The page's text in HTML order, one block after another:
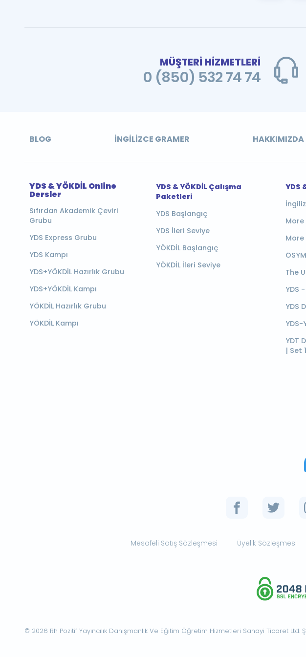
MÜŞTERİ HİZMETLERİ
0 (850) 532 74 74
BLOG İNGILIZCE GRAMER HAKKIMIZDA
YDS & YÖKDİL Online
Dersler
Sıfırdan Akademik Çeviri
Grubu
YDS Express Grubu
YDS Kampı
YDS+YÖKDİL Hazırlık Grubu
YDS+YÖKDİL Kampı
YÖKDİL Hazırlık Grubu
YÖKDİL Kampı
YDS & YÖKDİL Çalışma
Paketleri
YDS Başlangıç
YDS İleri Seviye
YÖKDİL Başlangıç
YÖKDİL İleri Seviye
YDS
More
More
The
YDS
YDS
YDS-
YDT
| Set 1
Mesafeli Satış Sözleşmesi Üyelik Sözleşmesi
© 2026 Rh Pozitif Yayıncılık Danışmanlık Ve Eğitim Öğretim Hizmetleri Sanayi Ticaret Ltd.